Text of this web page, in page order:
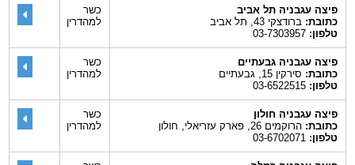
פיצה עגבניה תל אביב
כתובת:ברודצקי 43, תל אביב
טלפון:03-7303957
כשר
למהדרין
פיצה עגבניה גבעתיים
כתובת:סירקין 15, גבעתיים
טלפון:03-6522515
כשר
למהדרין
פיצה עגבניה חולון
כתובת:הרוקמים 26, פארק עזריאלי, חולון
טלפון:03-6702071
כשר
למהדרין